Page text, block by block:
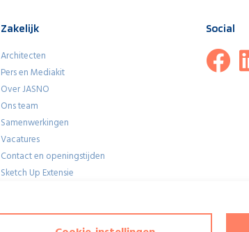
Zakelijk
Architecten
Pers en Mediakit
Over JASNO
Ons team
Samenwerkingen
Vacatures
Contact en openingstijden
Sketch Up Extensie
Social